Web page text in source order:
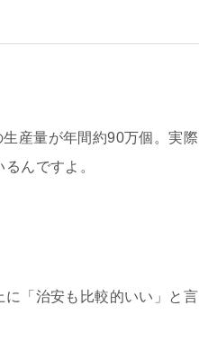
産量が年間約90万個。実際
んですよ。
「治安も比較的いい」と言